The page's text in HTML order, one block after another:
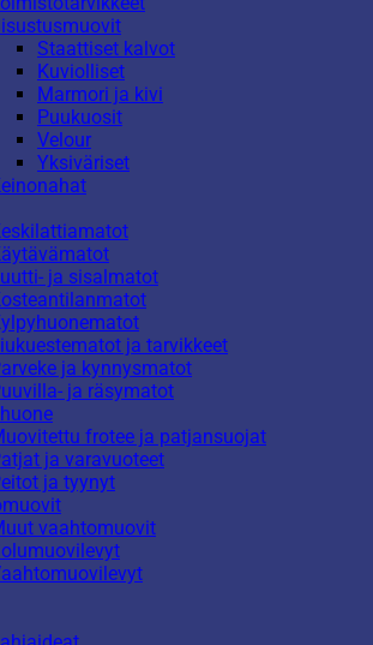
Staattiset kalvot
Kuviolliset
Marmori ja kivi
Puukuosit
Velour
Yksiväriset
ja sisalmatot
ja tarvikkeet
ja kynnysmatot
ja räsymatot
frotee ja patjansuojat
ja varavuoteet
ja tyynyt
vaahtomuovit